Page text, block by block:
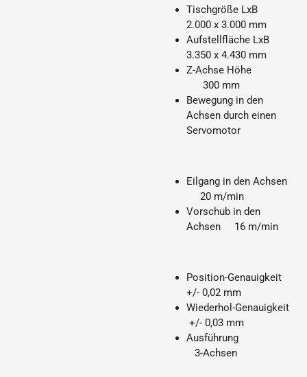
Tischgröße LxB
2.000 x 3.000 mm
Aufstellfläche LxB
3.350 x 4.430 mm
Z-Achse Höhe
300 mm
Bewegung in den
Achsen durch einen
Servomotor
Eilgang in den Achsen
20 m/min
Vorschub in den
Achsen 16 m/min
Position-Genauigkeit
+/- 0,02 mm
Wiederhol-Genauigkeit
+/- 0,03 mm
Ausführung
3-Achsen